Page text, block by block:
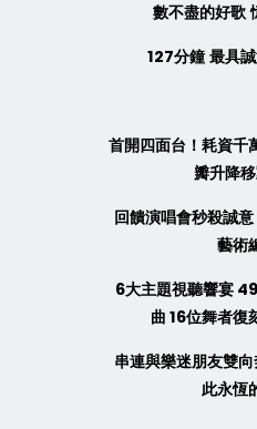
數不盡的好歌
127分鐘 最具
首開四面台！耗資千
瓣升降
回饋演唱會秒殺誠意
藝術
6大主題視聽響宴49
曲 16位舞者復
串連與樂迷朋友雙
此永恆